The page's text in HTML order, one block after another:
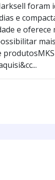
foram
e
e oferece